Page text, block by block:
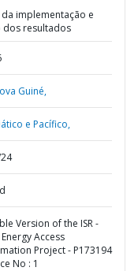
da implementação e
resultados
Guiné,
e Pacífico,
Version of the ISR -
Access
Project - P173194
No : 1